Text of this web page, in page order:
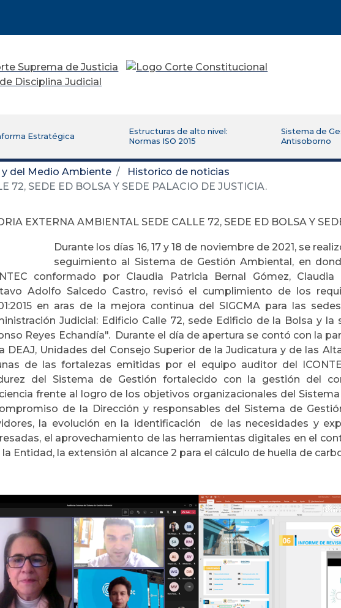
Estratégica
Estructuras de alto nivel:
Normas ISO 2015
Sistema de
Antisoborno
del Medio Ambiente
Historico de noticias
SEDE ED BOLSA Y SEDE PALACIO DE JUSTICIA.
EXTERNA AMBIENTAL SEDE CALLE 72, SEDE ED BOLSA Y
Durante los días 16, 17 y 18 de noviembre de 2021, se
seguimiento al Sistema de Gestión Ambiental, en
conformado por Claudia Patricia Bernal Gómez,
Adolfo Salcedo Castro, revisó el cumplimiento de los
en aras de la mejora continua del SIGCMA para las
Judicial: Edificio Calle 72, sede Edificio de la Bolsa y la
Reyes Echandía". Durante el día de apertura se contó con la
DEAJ, Unidades del Consejo Superior de la Judicatura y de las
de las fortalezas emitidas por el equipo auditor del
del Sistema de Gestión fortalecido con la gestión del
frente al logro de los objetivos organizacionales del
de la Dirección y responsables del Sistema de
la evolución en la identificación de las necesidades y
el aprovechamiento de las herramientas digitales en el
la Entidad, la extensión al alcance 2 para el cálculo de huella de